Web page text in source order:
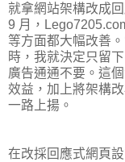
就拿網站架構改成
9 月，
等方面都大幅改善
時，我就決定只留
廣告通通不要。這
效益，加上將架構
一路上揚。
在改採回應式網頁